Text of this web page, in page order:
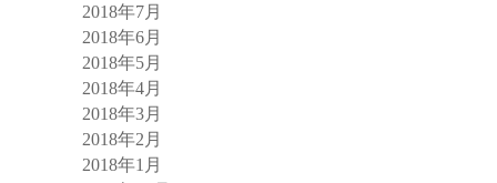
2018年7月
2018年6月
2018年5月
2018年4月
2018年3月
2018年2月
2018年1月